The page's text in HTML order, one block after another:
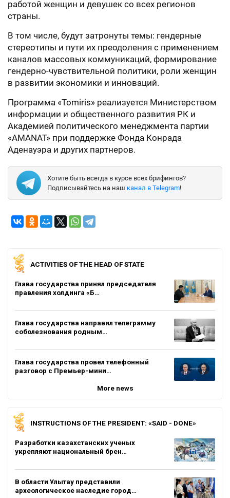
работой женщин и девушек со всех регионов
страны.
В том числе, будут затронуты темы: гендерные
стереотипы и пути их преодоления с применением
каналов массовых коммуникаций, формирование
гендерно-чувствительной политики, роли женщин
в развитии экономики и инноваций.
Программа «Tomiris» реализуется Министерством
информации и общественного развития РК и
Академией политического менеджмента партии
«AMANAT» при поддержке Фонда Конрада
Аденауэра и других партнеров.
Хотите быть всегда в курсе всех брифингов?
Подписывайтесь на наш канал в Telegram!
ACTIVITIES OF THE HEAD OF STATE
Глава государства принял председателя
правления холдинга «Б…
Глава государства направил телеграмму
соболезнования родным…
Глава государства провел телефонный
разговор с Премьер-мини…
More news
INSTRUCTIONS OF THE PRESIDENT: «SAID - DONE»
Разработки казахстанских ученых
укрепляют национальный брен…
В области Ұлытау представили
археологическое наследие город…